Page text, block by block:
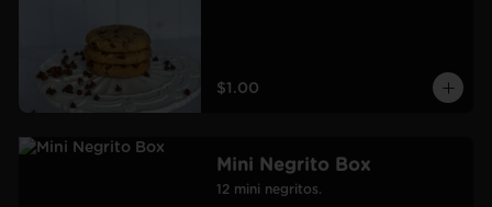
$1.00
Mini Negrito Box
12 mini negritos.